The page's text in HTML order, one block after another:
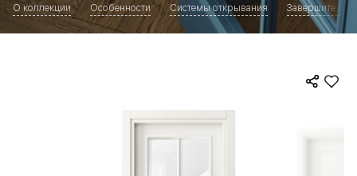
О коллекции Особенности Системы открывания Завершите